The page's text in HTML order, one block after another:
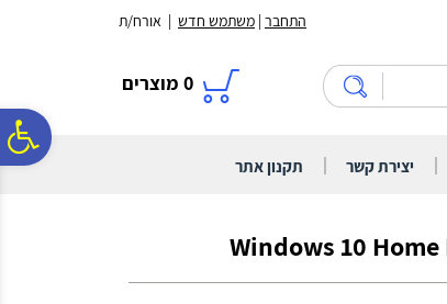
נגישות
אתר
המרכזיהתחבר | משתמש חדש | אורח/ת
0 מוצרים
| יצירת קשר | תקנון אתר
Windows 10